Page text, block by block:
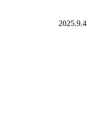
2025.9.4